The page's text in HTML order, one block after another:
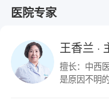
医院专家
王香兰 ·
擅长：中西
是原因不明